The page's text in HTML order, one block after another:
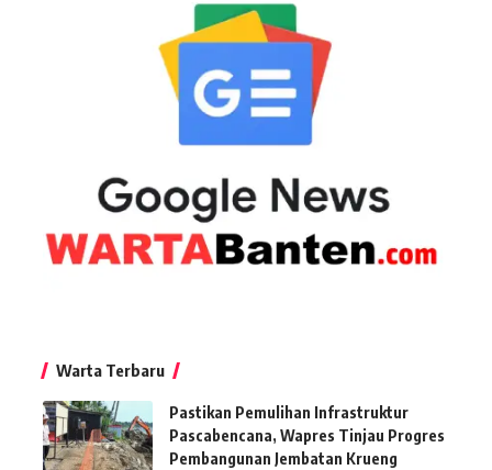
Warta Terbaru
Pastikan Pemulihan Infrastruktur
Pascabencana, Wapres Tinjau Progres
Pembangunan Jembatan Krueng